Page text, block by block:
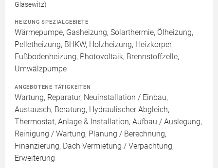
Glasewitz)
HEIZUNG SPEZIALGEBIETE
Wärmepumpe, Gasheizung, Solarthermie, Ölheizung,
Pelletheizung, BHKW, Holzheizung, Heizkörper,
Fußbodenheizung, Photovoltaik, Brennstoffzelle,
Umwälzpumpe
ANGEBOTENE TÄTIGKEITEN
Wartung, Reparatur, Neuinstallation / Einbau,
Austausch, Beratung, Hydraulischer Abgleich,
Thermostat, Anlage & Installation, Aufbau / Auslegung,
Reinigung / Wartung, Planung / Berechnung,
Finanzierung, Dach Vermietung / Verpachtung,
Erweiterung